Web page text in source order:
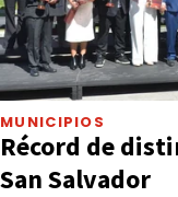
MUNICIPIOS
Récord de
San Salvador